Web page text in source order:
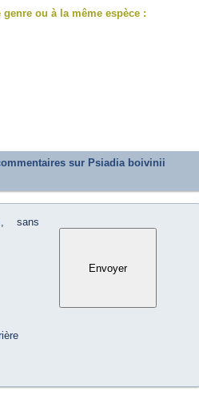
ou à la même espèce :
sur Psiadia boivinii
sans